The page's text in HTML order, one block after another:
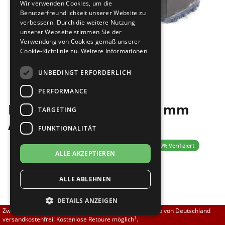
Brautschuhe
Sneaker
Übergrößen 43-44
Flexerinas
Merlet
Nueva Epoca
RayRose
Rummos
Rumpf
TopTanz
Bilder
EDS Absatzflecke für 62 mm
Absätze
0.00 (0 Bewertungen) ✓ 100% Verifiziert
7,90 EUR
Größe nicht auf Lager?
Zwischen 70,00 EUR und 800,00 EUR liefern wir innerhalb von Deutschland
versandkostenfrei! Kostenlose Retoure möglich1.
Wir verwenden Cookies, um die
Benutzerfreundlichkeit unserer Website zu
verbessern. Durch die weitere Nutzung
unserer Webseite stimmen Sie der
Verwendung von Cookies gemäß unserer
Cookie-Richtlinie zu. Weitere Informationen
UNBEDINGT ERFORDERLICH
PERFORMANCE
TARGETING
FUNKTIONALITÄT
ALLE AKZEPTIEREN
ALLE ABLEHNEN
DETAILS ANZEIGEN